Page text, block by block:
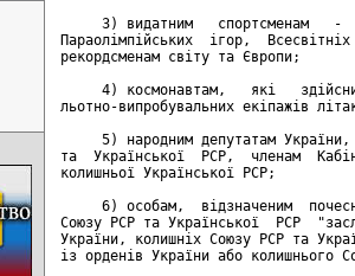
3) видатним   спортсменам   -
Параолімпійських  ігор,
рекордсменам світу та Європи;
4) космонавтам,   які
льотно-випробувальних екіпажів
5) народним депутатам
та  Української  РСР,  членам
колишньої Української РСР;
6) особам,  відзначеним
Союзу РСР та Української  РСР
України, колишніх Союзу РСР та
із орденів України або колишнього